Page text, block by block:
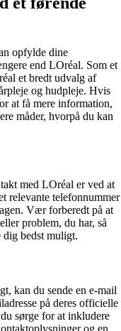
opfylde dine
end LOréal. Som et
et bredt udvalg af
og hudpleje. Hvis
at få mere information,
måder, hvorpå du kan
med LOréal er ved at
relevante telefonnummer
Vær forberedt på at
problem, du har, så
dig bedst muligt.
kan du sende en e-mail
på deres officielle
sørge for at inkludere